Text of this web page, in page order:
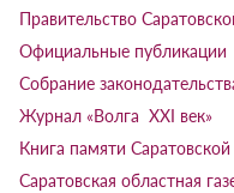
Правительство
Официальные публикации
Собрание
Журнал «Волга XXI век»
Книга памяти
Саратовская областная